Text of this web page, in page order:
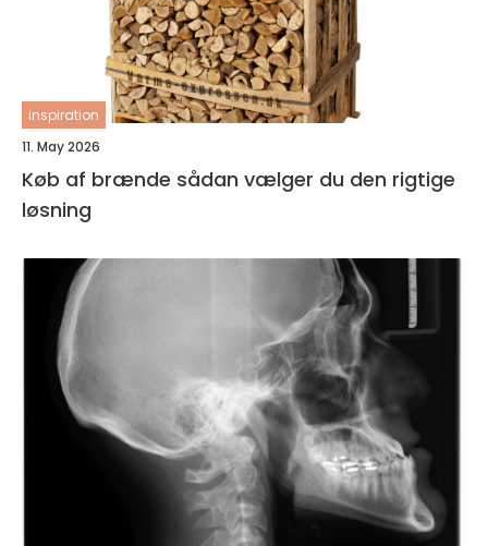
inspiration
11. May 2026
Køb af brænde sådan vælger du den rigtige
løsning